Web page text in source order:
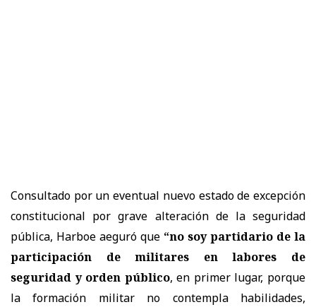
Consultado por un eventual nuevo estado de excepción
constitucional por grave alteración de la seguridad
pública, Harboe aeguró que “no soy partidario de la
participación de militares en labores de
seguridad y orden público, en primer lugar, porque
la formación militar no contempla habilidades,